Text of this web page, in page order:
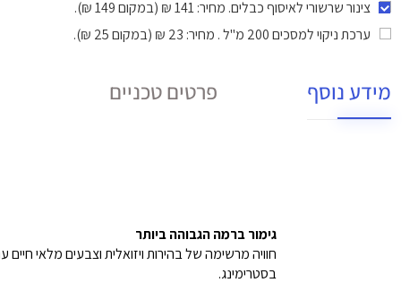
צינור שרשורי לאיסוף כבלים. מחיר: 141 ₪ (במקום 149 ₪).
ערכת ניקוי למסכים 200 מ"ל
. מחיר: 23 ₪ (במקום 25 ₪).
מידע נוסף פרטים טכניים
גימור ברמה הגבוהה ביותר
בסטרימינג.